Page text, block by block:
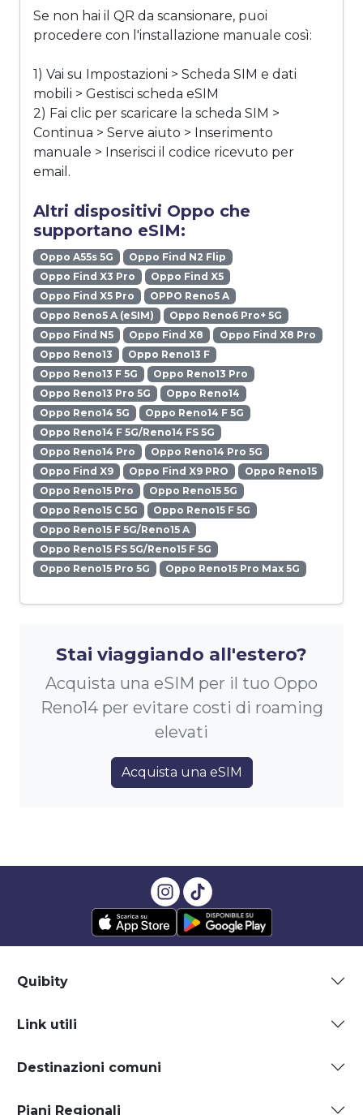
Se non hai il QR da scansionare, puoi
procedere con l'installazione manuale così:
1) Vai su Impostazioni > Scheda SIM e dati
mobili > Gestisci scheda eSIM
2) Fai clic per scaricare la scheda SIM >
Continua > Serve aiuto > Inserimento
manuale > Inserisci il codice ricevuto per
email.
Altri dispositivi Oppo che
supportano eSIM:
Oppo A55s 5G
Oppo Find N2 Flip
Oppo Find X3 Pro
Oppo Find X5
Oppo Find X5 Pro
OPPO Reno5 A
Oppo Reno5 A (eSIM)
Oppo Reno6 Pro+ 5G
Oppo Find N5
Oppo Find X8
Oppo Find X8 Pro
Oppo Reno13
Oppo Reno13 F
Oppo Reno13 F 5G
Oppo Reno13 Pro
Oppo Reno13 Pro 5G
Oppo Reno14
Oppo Reno14 5G
Oppo Reno14 F 5G
Oppo Reno14 F 5G/Reno14 FS 5G
Oppo Reno14 Pro
Oppo Reno14 Pro 5G
Oppo Find X9
Oppo Find X9 PRO
Oppo Reno15
Oppo Reno15 Pro
Oppo Reno15 5G
Oppo Reno15 C 5G
Oppo Reno15 F 5G
Oppo Reno15 F 5G/Reno15 A
Oppo Reno15 FS 5G/Reno15 F 5G
Oppo Reno15 Pro 5G
Oppo Reno15 Pro Max 5G
Stai viaggiando all'estero?
Acquista una eSIM per il tuo Oppo
Reno14 per evitare costi di roaming
elevati
Acquista una eSIM
Quibity
Link utili
Destinazioni comuni
Piani Regionali